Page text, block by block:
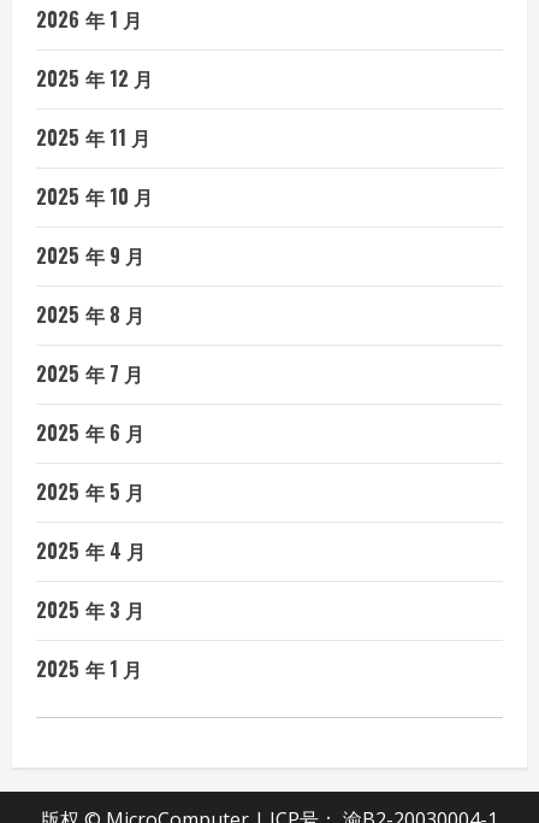
2026 年 1 月
2025 年 12 月
2025 年 11 月
2025 年 10 月
2025 年 9 月
2025 年 8 月
2025 年 7 月
2025 年 6 月
2025 年 5 月
2025 年 4 月
2025 年 3 月
2025 年 1 月